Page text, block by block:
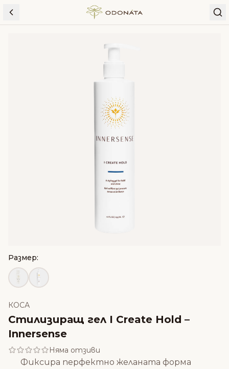
Skip to content
КОСА
Стилизиращ гел I Create Hold –
Innersense
Няма отзиви
Фиксира перфектно желаната форма
Размер: